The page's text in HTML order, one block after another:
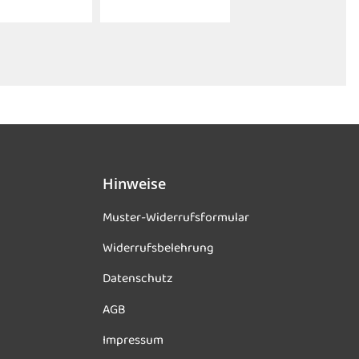
Hinweise
Muster-Widerrufsformular
Widerrufsbelehrung
Datenschutz
AGB
Impressum